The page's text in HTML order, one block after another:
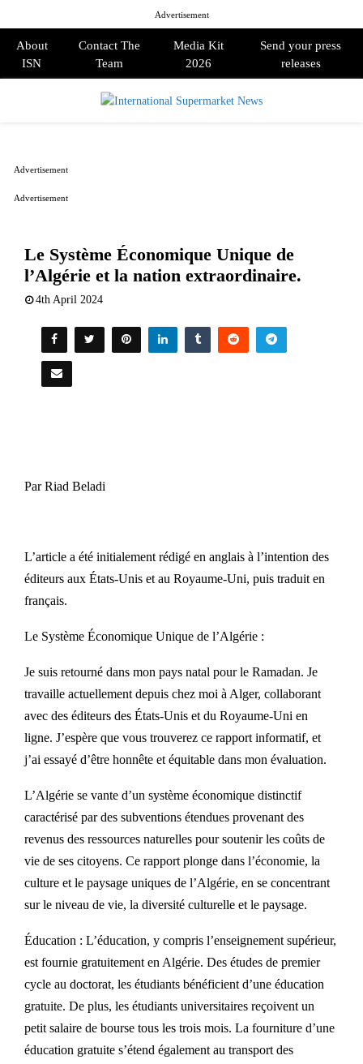
Advertisement
About
ISN
Contact The
Team
Media Kit
2026
Send your press
releases
Le Système Économique Unique de
l’Algérie et la nation extraordinaire.
4th April 2024
Par Riad Beladi
L’article a été initialement rédigé en anglais à l’intention des
éditeurs aux États-Unis et au Royaume-Uni, puis traduit en
français.
Le Système Économique Unique de l’Algérie :
Je suis retourné dans mon pays natal pour le Ramadan. Je
travaille actuellement depuis chez moi à Alger, collaborant
avec des éditeurs des États-Unis et du Royaume-Uni en
ligne. J’espère que vous trouverez ce rapport informatif, et
j’ai essayé d’être honnête et équitable dans mon évaluation.
L’Algérie se vante d’un système économique distinctif
caractérisé par des subventions étendues provenant des
revenus des ressources naturelles pour soutenir les coûts de
vie de ses citoyens. Ce rapport plonge dans l’économie, la
culture et le paysage uniques de l’Algérie, en se concentrant
sur le niveau de vie, la diversité culturelle et le paysage.
Éducation : L’éducation, y compris l’enseignement supérieur,
est fournie gratuitement en Algérie. Des études de premier
cycle au doctorat, les étudiants bénéficient d’une éducation
gratuite. De plus, les étudiants universitaires reçoivent un
petit salaire de bourse tous les trois mois. La fourniture d’une
éducation gratuite s’étend également au transport des
Advertisement
Advertisement